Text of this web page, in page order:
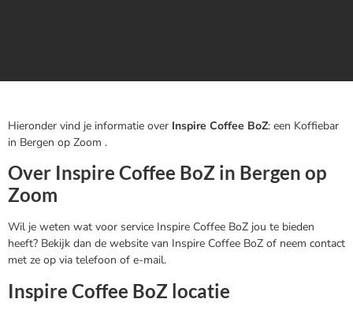
Hieronder vind je informatie over Inspire Coffee BoZ: een Koffiebar
in Bergen op Zoom .
Over Inspire Coffee BoZ in Bergen op
Zoom
Wil je weten wat voor service Inspire Coffee BoZ jou te bieden
heeft? Bekijk dan de website van Inspire Coffee BoZ of neem contact
met ze op via telefoon of e-mail.
Inspire Coffee BoZ locatie